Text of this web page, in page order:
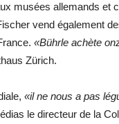
musées allemands et
vend également
«Bührle achète
Zürich.
«il ne nous a pas
le directeur de la